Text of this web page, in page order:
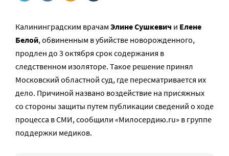
Калининградским врачам Элине Сушкевич и Елене
Белой, обвиненным в убийстве новорожденного,
продлен до 3 октября срок содержания в
следственном изоляторе. Такое решение принял
Московский областной суд, где пересматривается их
дело. Причиной названо воздействие на присяжных
со стороны защиты путем публикации сведений о ходе
процесса в СМИ, сообщили «Милосердию.ru» в группе
поддержки медиков.